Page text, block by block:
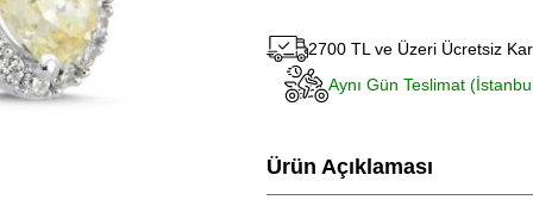
2700 TL ve Üzeri Ücretsiz
Aynı Gün Teslimat
Ürün Açıklaması